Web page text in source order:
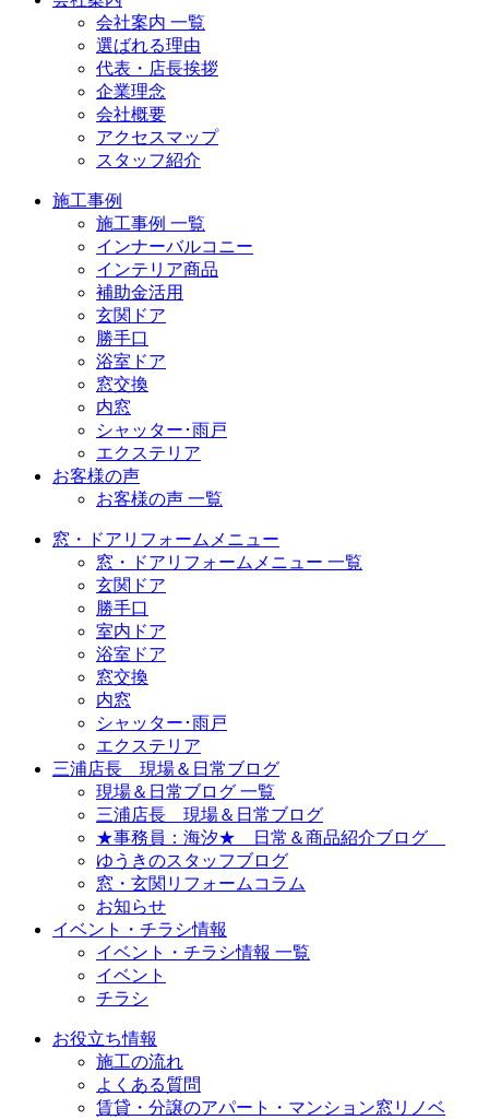
会社案内 一覧
選ばれる理由
代表・店長挨拶
企業理念
会社概要
アクセスマップ
スタッフ紹介
施工事例
施工事例 一覧
インナーバルコニー
インテリア商品
補助金活用
玄関ドア
勝手口
浴室ドア
窓交換
内窓
シャッター･雨戸
エクステリア
お客様の声
お客様の声 一覧
窓・ドアリフォームメニュー
窓・ドアリフォームメニュー 一覧
玄関ドア
勝手口
室内ドア
浴室ドア
窓交換
内窓
シャッター･雨戸
エクステリア
三浦店長 現場＆日常ブログ
現場＆日常ブログ 一覧
三浦店長 現場＆日常ブログ
★事務員：海汐★ 日常＆商品紹介ブログ
ゆうきのスタッフブログ
窓・玄関リフォームコラム
お知らせ
イベント・チラシ情報
イベント・チラシ情報 一覧
イベント
チラシ
お役立ち情報
施工の流れ
よくある質問
賃貸・分譲のアパート・マンション窓リノベ